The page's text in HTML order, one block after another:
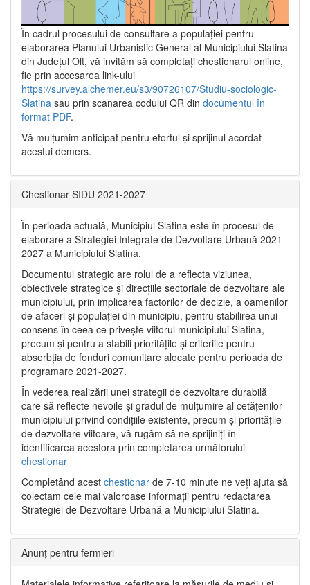
În cadrul procesului de consultare a populaţiei pentru
elaborarea Planului Urbanistic General al Municipiului Slatina
din Județul Olt, vă invităm să completați chestionarul online,
fie prin accesarea link-ului
https://survey.alchemer.eu/s3/90726107/Studiu-sociologic-
Slatina sau prin scanarea codului QR din documentul în
format PDF.
Vă mulţumim anticipat pentru efortul şi sprijinul acordat
acestui demers.
Chestionar SIDU 2021-2027
În perioada actuală, Municipiul Slatina este în procesul de
elaborare a Strategiei Integrate de Dezvoltare Urbană 2021‐
2027 a Municipiului Slatina.
Documentul strategic are rolul de a reflecta viziunea,
obiectivele strategice și direcțiile sectoriale de dezvoltare ale
municipiului, prin implicarea factorilor de decizie, a oamenilor
de afaceri și populației din municipiu, pentru stabilirea unui
consens în ceea ce privește viitorul municipiului Slatina,
precum și pentru a stabili prioritățile și criteriile pentru
absorbția de fonduri comunitare alocate pentru perioada de
programare 2021-2027.
În vederea realizării unei strategii de dezvoltare durabilă
care să reflecte nevoile și gradul de mulțumire al cetățenilor
municipiului privind condițiile existente, precum și prioritățile
de dezvoltare viitoare, vă rugăm să ne sprijiniți în
identificarea acestora prin completarea următorului
chestionar
Completând acest chestionar de 7-10 minute ne veți ajuta să
colectam cele mai valoroase informații pentru redactarea
Strategiei de Dezvoltare Urbană a Municipiului Slatina.
Anunț pentru fermieri